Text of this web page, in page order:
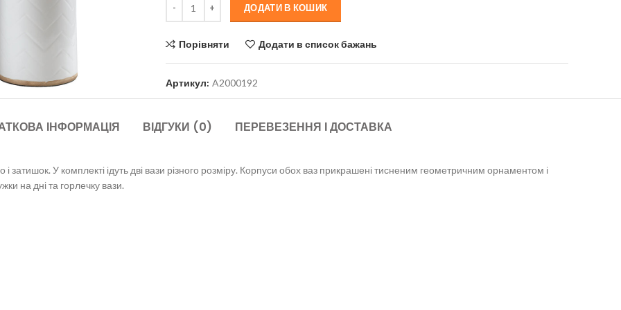
ДОДАТИ В КОШИК
Порівняти Додати в список бажань
Артикул: A2000192
ІНФОРМАЦІЯ ВІДГУКИ (0) ПЕРЕВЕЗЕННЯ І ДОСТАВКА
і затишок. У комплекті ідуть дві вази різного розміру. Корпуси обох ваз прикрашені тисненим геометричним орнаментом і
на дні та горлечку вази.